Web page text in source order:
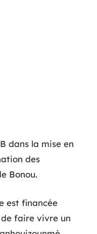
dans la mise en
des
Bonou.
est financée
faire vivre un